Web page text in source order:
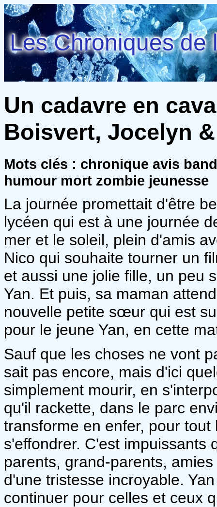
Les Chroniques de
Un cadavre en
Boisvert, Jocelyn
Mots clés : chronique avis
humour mort zombie jeunesse
La journée promettait d'être
lycéen qui est à une journée
mer et le soleil, plein d'amis
Nico qui souhaite tourner un
et aussi une jolie fille, un peu
Yan. Et puis, sa maman
nouvelle petite sœur qui est
pour le jeune Yan, en cette
Sauf que les choses ne vont
sait pas encore, mais d'ici
simplement mourir, en
qu'il rackette, dans le parc
transforme en enfer, pour
s'effondrer. C'est
parents, grand-parents,
d'une tristesse incroyable.
continuer pour celles et ceux